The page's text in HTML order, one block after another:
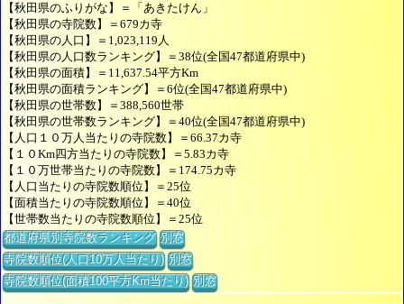
【秋田県のふりがな】＝「あきたけん」
【秋田県の寺院数】＝679カ寺
【秋田県の人口】＝1,023,119人
【秋田県の人口数ランキング】＝38位(全国47都道府県中)
【秋田県の面積】＝11,637.54平方Km
【秋田県の面積ランキング】＝6位(全国47都道府県中)
【秋田県の世帯数】＝388,560世帯
【秋田県の世帯数ランキング】＝40位(全国47都道府県中)
【人口１０万人当たりの寺院数】＝66.37カ寺
【１０Km四方当たりの寺院数】＝5.83カ寺
【１０万世帯当たりの寺院数】＝174.75カ寺
【人口当たりの寺院数順位】＝25位
【面積当たりの寺院数順位】＝40位
【世帯数当たりの寺院数順位】＝25位
都道府県別寺院数ランキング 別窓
寺院数順位(人口10万人当たり) 別窓
寺院数順位(面積100平方Km当たり) 別窓